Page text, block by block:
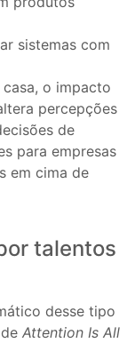
sistemas com
o impacto
percepções
de
para empresas
em cima de
talentos
desse tipo
Attention Is All